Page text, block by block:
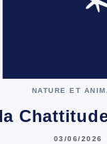
NATURE ET
03/06/2026